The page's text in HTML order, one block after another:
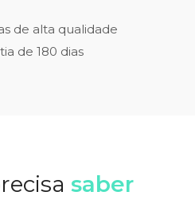
de alta qualidade
de 180 dias
saber